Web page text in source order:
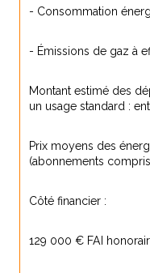
- Consommation
- Émissions de gaz à
Montant estimé des
un usage standard :
Prix moyens des
(abonnements
Côté financier :
129 000 € FAI